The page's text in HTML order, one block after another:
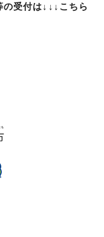
受付は↓↓↓こちら